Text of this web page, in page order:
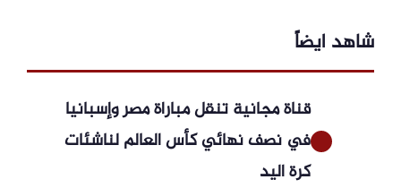
شاهد ايضاً
قناة مجانية تنقل مباراة مصر وإسبانيا
في نصف نهائي كأس العالم لناشئات
كرة اليد